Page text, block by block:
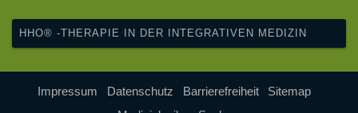
HHO® -THERAPIE IN DER INTEGRATIVEN MEDIZIN
Impressum Datenschutz Barrierefreiheit
Sitemap